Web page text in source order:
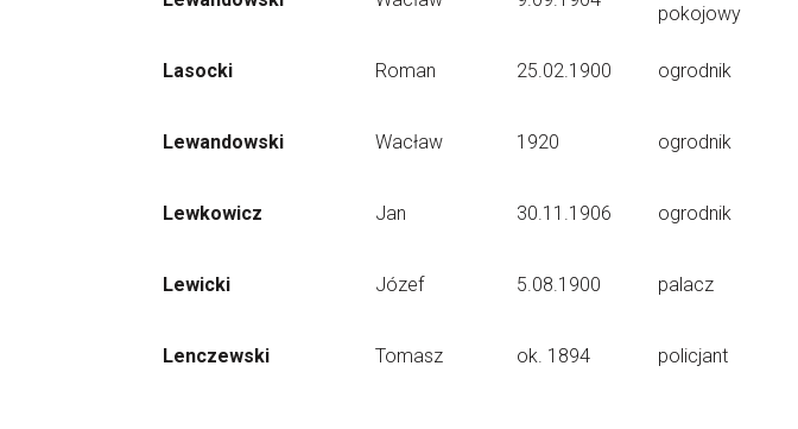
pokojowy
Lasocki Roman 25.02.1900 ogrodnik
Lewandowski Wacław 1920 ogrodnik
Lewkowicz Jan 30.11.1906 ogrodnik
Lewicki Józef 5.08.1900 palacz
Lenczewski Tomasz ok. 1894 policjant